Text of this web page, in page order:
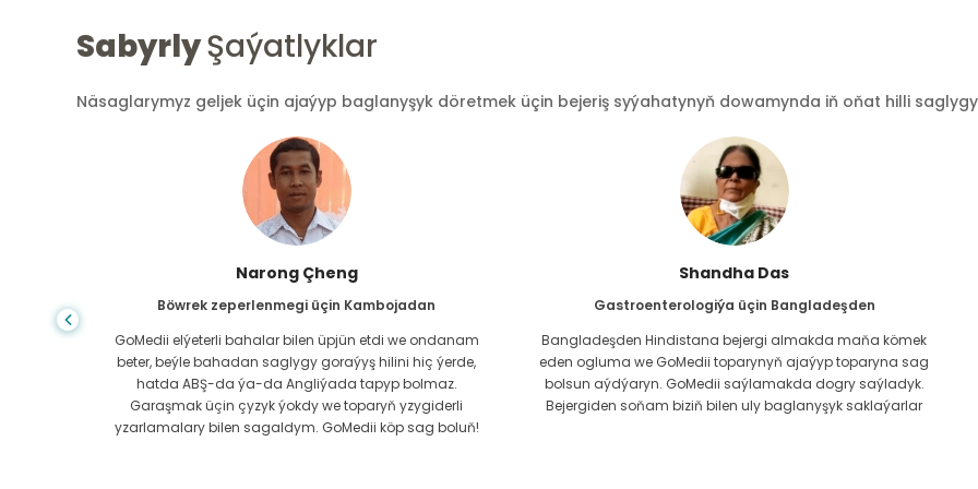
SabyrlyŞaýatlyklar
Näsaglarymyz geljek üçin ajaýyp baglanyşyk döretmek üçin bejeriş syýahatynyň dowamynda iň oňat hilli
Shandha Das
Gastroenterologiýa üçin Bangladeşden
Bangladeşden Hindistana bejergi almakda maňa kömek
eden ogluma we GoMedii toparynyň ajaýyp toparyna sag
bolsun aýdýaryn. GoMedii saýlamakda dogry saýladyk.
Bejergiden soňam biziň bilen uly baglanyşyk saklaýarlar
Furkanul Yslam
Böwrek transplantasiýasy üçin Bangladeşden
Böwrek meseläm üçin islendik bejergini alyp bilerin diýip
umyt edipdim. Diňe GoMedii-e Allanyň merhemeti bilen
duşup, olar bilen habarlaşanymdan soň boldy.